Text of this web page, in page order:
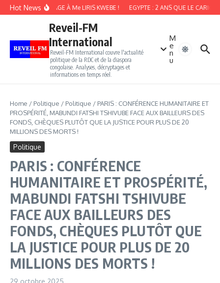
Aller au contenu
Hot NewsHOMMAGE À Me LIRIS KWEBE ! EGYPTE : 2 ANS QUE LE
Reveil-FM
International
Reveil-FM International couvre l'actualité
politique de la RDC et de la diaspora
congolaise. Analyses, décryptages et
informations en temps réel.
M
e
n
u
Home / Politique / Politique / PARIS : CONFÉRENCE HUMANITAIRE ET
PROSPÉRITÉ, MABUNDI FATSHI TSHIVUBE FACE AUX BAILLEURS DES
FONDS, CHÈQUES PLUTÔT QUE LA JUSTICE POUR PLUS DE 20
MILLIONS DES MORTS !
Politique
PARIS : CONFÉRENCE
HUMANITAIRE ET PROSPÉRITÉ,
MABUNDI FATSHI TSHIVUBE
FACE AUX BAILLEURS DES
FONDS, CHÈQUES PLUTÔT QUE
LA JUSTICE POUR PLUS DE 20
MILLIONS DES MORTS !
29 octobre 2025